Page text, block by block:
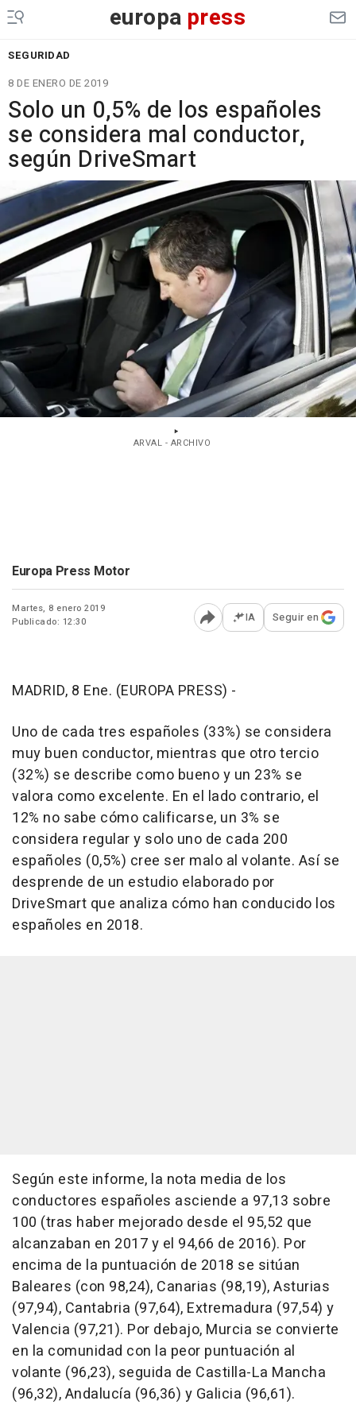
europa press
SEGURIDAD
8 DE ENERO DE 2019
Solo un 0,5% de los españoles
se considera mal conductor,
según DriveSmart
ARVAL - ARCHIVO
Europa Press Motor
Martes, 8 enero 2019
Publicado: 12:30
Abrir opciones para
IA Seguir en
MADRID, 8 Ene. (EUROPA PRESS) -
Uno de cada tres españoles (33%) se considera
muy buen conductor, mientras que otro tercio
(32%) se describe como bueno y un 23% se
valora como excelente. En el lado contrario, el
12% no sabe cómo calificarse, un 3% se
considera regular y solo uno de cada 200
españoles (0,5%) cree ser malo al volante. Así se
desprende de un estudio elaborado por
DriveSmart que analiza cómo han conducido los
españoles en 2018.
Según este informe, la nota media de los
conductores españoles asciende a 97,13 sobre
100 (tras haber mejorado desde el 95,52 que
alcanzaban en 2017 y el 94,66 de 2016). Por
encima de la puntuación de 2018 se sitúan
Baleares (con 98,24), Canarias (98,19), Asturias
(97,94), Cantabria (97,64), Extremadura (97,54) y
Valencia (97,21). Por debajo, Murcia se convierte
en la comunidad con la peor puntuación al
volante (96,23), seguida de Castilla-La Mancha
(96,32), Andalucía (96,36) y Galicia (96,61).